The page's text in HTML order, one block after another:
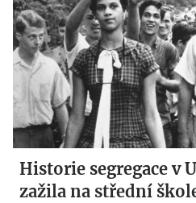
Historie segregace v
zažila na střední